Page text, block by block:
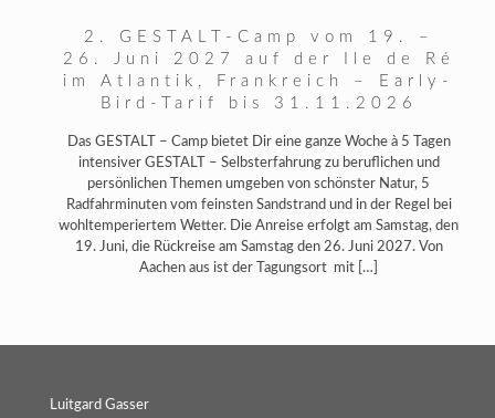
2. GESTALT-Camp vom 19. –
26. Juni 2027 auf der Ile de Ré
im Atlantik, Frankreich – Early-
Bird-Tarif bis 31.11.2026
Das GESTALT – Camp bietet Dir eine ganze Woche à 5 Tagen
intensiver GESTALT – Selbsterfahrung zu beruflichen und
persönlichen Themen umgeben von schönster Natur, 5
Radfahrminuten vom feinsten Sandstrand und in der Regel bei
wohltemperiertem Wetter. Die Anreise erfolgt am Samstag, den
19. Juni, die Rückreise am Samstag den 26. Juni 2027. Von
Aachen aus ist der Tagungsort mit […]
Luitgard Gasser